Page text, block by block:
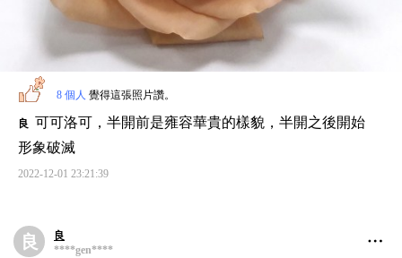
吳
****ven****
8 個人 覺得這張照片讚。
良 可可洛可，半開前是雍容華貴的樣貌，半開之後開始
形象破滅
2022-12-01 23:21:39
良
良
****gen****